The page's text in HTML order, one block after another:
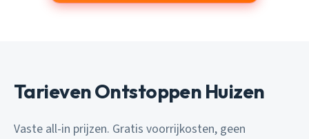
Tarieven Ontstoppen Huizen
Vaste all-in prijzen. Gratis voorrijkosten, geen